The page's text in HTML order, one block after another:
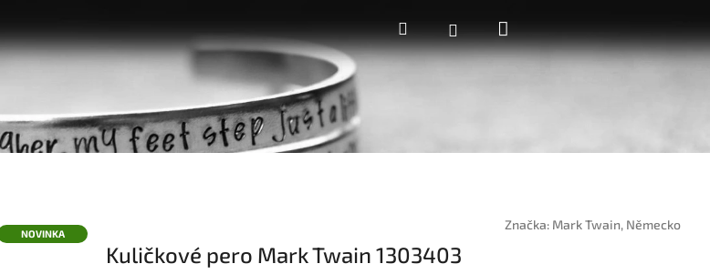
HledatPřihlášeníNákupní
košík
NOVINKA
Značka: Mark Twain, Německo
Kuličkové pero Mark Twain 1303403